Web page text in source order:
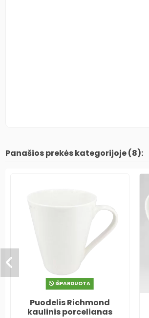
Panašios prekės kategorijoje (8):
IŠPARDUOTA
Puodelis Richmond
kaulinis porcelianas